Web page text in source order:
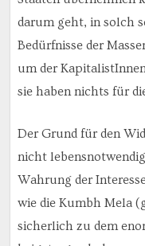
darum geht, in solch
Bedürfnisse der
um der
sie haben nichts für
Der Grund für den
nicht
Wahrung der
wie die Kumbh Mela
sicherlich zu dem